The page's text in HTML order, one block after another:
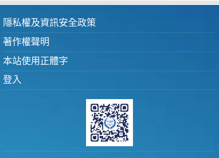
隱私權及資訊安全政策
著作權聲明
本站使用正體字
登入